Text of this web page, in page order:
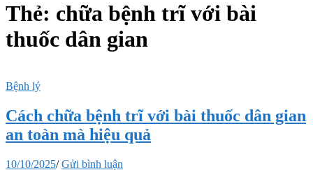
Thẻ: chữa bệnh trĩ với bài
thuốc dân gian
Bệnh lý
Cách chữa bệnh trĩ với bài thuốc dân gian
an toàn mà hiệu quả
10/10/2025/Gửi bình luận